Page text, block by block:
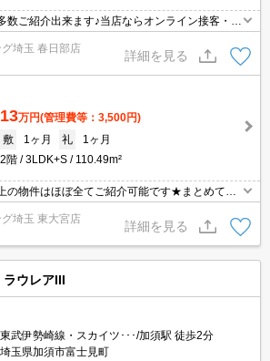
数ご紹介出来ます♪当店ならオンライン接客・内
でのお問い合わせの際は、電話番号も記載頂き
対応できます♪
埼玉 春日部店
詳細を見る
13万円(管理費等：3,500円)
敷
1ヶ月 礼
1ヶ月
2階
3LDK+S 110.49m²
の物件はほぼ全てご紹介可能です★まとめてご
屋探しは情報量地域No１の★タウンハウジング
埼玉 東大宮店
詳細を見る
ウレアIII
東武伊勢崎線・スカイツ･･･/加須駅 徒歩2分
埼玉県加須市富士見町